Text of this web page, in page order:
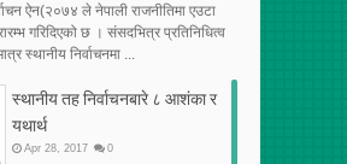
ऐन(२०७४ ले नेपाली राजनीतिमा एउटा
गरिदिएको छ । संसदभित्र प्रतिनिधित्व
स्थानीय निर्वाचनमा ...
स्थानीय तह निर्वाचनबारे ८ आशंका र
यथार्थ
Apr 28 2017 0